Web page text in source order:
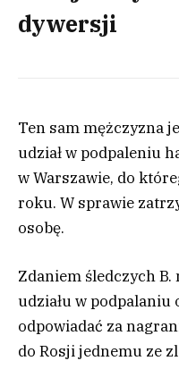
dywersji
Ten sam mężczyzna
udział w podpaleniu
w Warszawie, do
roku. W sprawie
osobę.
Zdaniem śledczych B.
udziału w
odpowiadać za
do Rosji jednemu ze